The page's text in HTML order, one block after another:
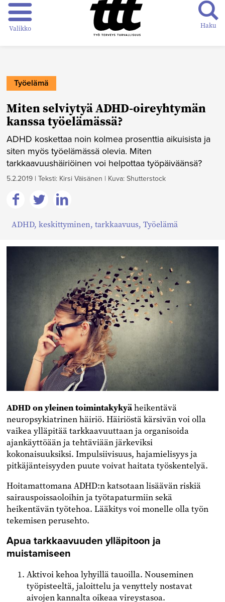
Valikko Haku
Työelämä
Miten selviytyä ADHD-oireyhtymän
kanssa työelämässä?
ADHD koskettaa noin kolmea prosenttia aikuisista ja
siten myös työelämässä olevia. Miten
tarkkaavuushäiriöinen voi helpottaa työpäiväänsä?
5.2.2019 | Teksti: Kirsi Väisänen | Kuva: Shutterstock
Jaa
Facebookissa
Jaa
Twitterissä
Jaa
Linkedinissä
ADHD, keskittyminen, tarkkaavuus, Työelämä
ADHD on yleinen toimintakykyäheikentävä
neuropsykiatrinen häiriö. Häiriöstä kärsivän voi olla
vaikea ylläpitää tarkkaavuuttaan ja organisoida
ajankäyttöään ja tehtäviään järkeviksi
kokonaisuuksiksi. Impulsiivisuus, hajamielisyys ja
pitkäjänteisyyden puute voivat haitata työskentelyä.
Hoitamattomana ADHD:n katsotaan lisäävän riskiä
sairauspoissaoloihin ja työtapaturmiin sekä
heikentävän työtehoa. Lääkitys voi monelle olla työn
tekemisen perusehto.
Apua tarkkaavuuden ylläpitoon ja
muistamiseen
Aktivoi kehoa lyhyillä tauoilla. Nouseminen
työpisteeltä, jaloittelu ja venyttely nostavat
aivojen kannalta oikeaa vireystasoa.